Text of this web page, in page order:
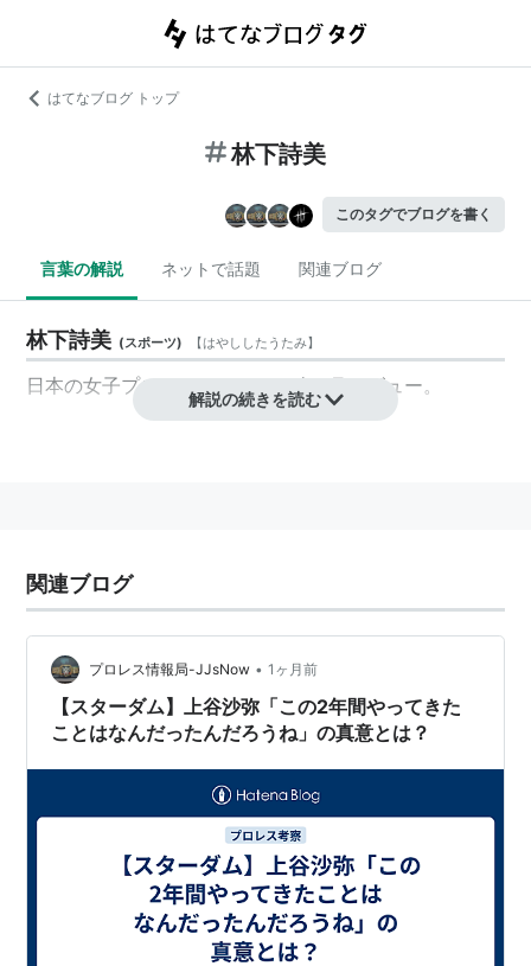
はてなブログ トップ
林下詩美
このタグでブログを書く
言葉の解説 ネットで話題 関連ブログ
林下詩美 (スポーツ) 【はやししたうたみ】
日本の女子プロレスラー。2018年8月デビュー。
解説の続きを読む
関連ブログ
プロレス情報局-JJsNow • 1ヶ月前
【スターダム】上谷沙弥「この2年間やってきた
ことはなんだったんだろうね」の真意とは？